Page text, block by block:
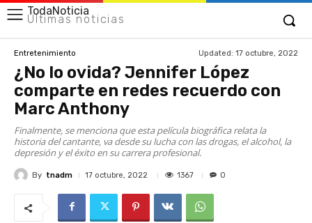
TodaNoticia
Últimas noticias
Entretenimiento Updated: 17 octubre, 2022
¿No lo ovida? Jennifer López
comparte en redes recuerdo con
Marc Anthony
Finalmente, se menciona que esta película biográfica relata la
historia del cantante, va desde su lucha con las drogas, el alcohol, la
depresión y el éxito en su carrera profesional.
By tnadm 17 octubre, 2022 1367 0